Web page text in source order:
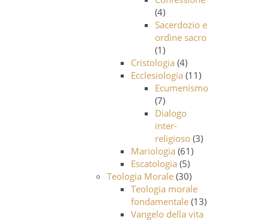
(4)
Sacerdozio e
ordine sacro
(1)
Cristologia (4)
Ecclesiologia (11)
Ecumenismo
(7)
Dialogo
inter-
religioso(3)
Mariologia (61)
Escatologia (5)
Teologia Morale(30)
Teologia morale
fondamentale(13)
Vangelo della vita